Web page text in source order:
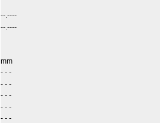
--.----
--.----
mm
- - -
- - -
- - -
- - -
- - -